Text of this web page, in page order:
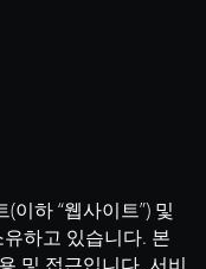
이하 “웹사이트”) 및
유하고 있습니다. 본